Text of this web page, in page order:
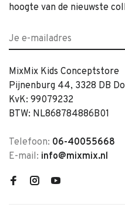
hoogte van de nieuwste
MixMix Kids Conceptstore
Pijnenburg 44, 3328 DB
KvK: 99079232
BTW: NL868784886B01
Telefoon: 06-40055668
E-mail: info@mixmix.nl